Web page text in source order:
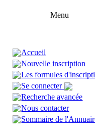
Menu
Accueil
Nouvelle inscription
Les formules
Se connecter
Recherche avancée
Nous contacter
Sommaire de